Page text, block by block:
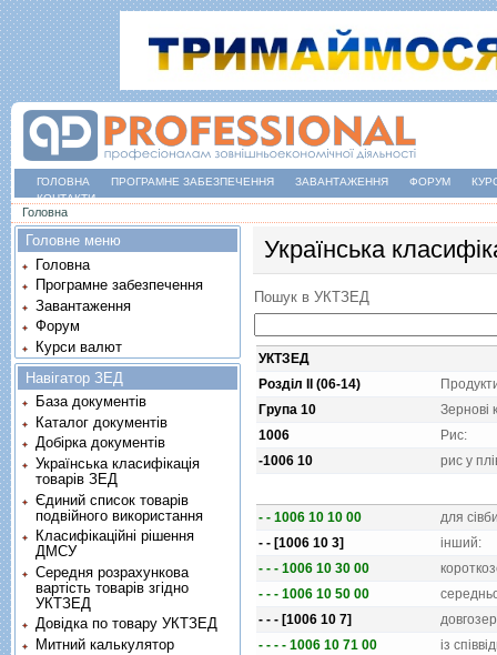
ГОЛОВНА ПРОГРАМНЕ ЗАБЕЗПЕЧЕННЯ ЗАВАНТАЖЕННЯ ФОРУМ
КОНТАКТИ
Ви є тут
Головна
Українська
Пошук в УКТЗЕД
УКТЗЕД
Розділ II (06-14)
Група 10
Зерновi
1006
Рис:
-1006 10
рис у
- - 1006 10 10 00
для
- - [1006 10 3]
iнший:
- - - 1006 10 30 00
- - - 1006 10 50 00
- - - [1006 10 7]
- - - - 1006 10 71 00
iз
Головне меню
Головна
Програмне забезпечення
Завантаження
Форум
Курси валют
Навігатор ЗЕД
База документів
Каталог документів
Добірка документів
Українська класифікація
товарів ЗЕД
Єдиний список товарів
подвійного використання
Класифікаційні рішення
ДМСУ
Середня розрахункова
вартість товарів згідно
УКТЗЕД
Довідка по товару УКТЗЕД
Митний калькулятор